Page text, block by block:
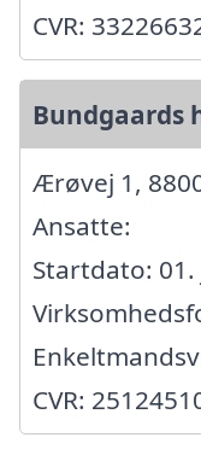
CVR:
Bundgaards
Ærøvej 1,
Ansatte:
Startdato:
CVR: